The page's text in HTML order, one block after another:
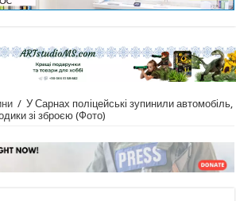
/ У Сарнах поліцейські зупинили автомобіль,
зі зброєю (Фото)